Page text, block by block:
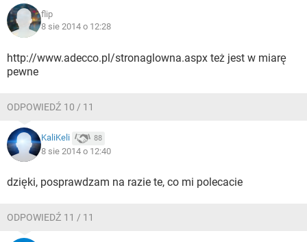
flip
8 sie 2014 o 12:28
http://www.adecco.pl/stronaglowna.aspx też jest w miarę
pewne
ODPOWIEDŹ 10 / 11
KaliKeli 88
8 sie 2014 o 12:40
dzięki, posprawdzam na razie te, co mi polecacie
ODPOWIEDŹ 11 / 11